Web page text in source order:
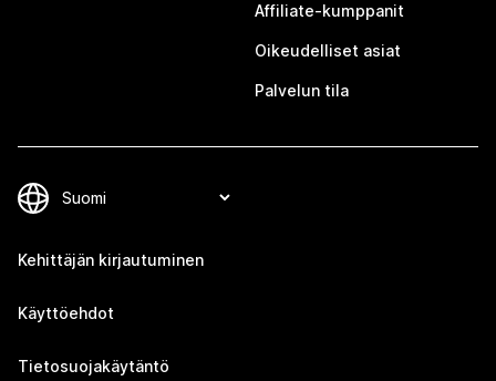
Affiliate-kumppanit
Oikeudelliset asiat
Palvelun tila
Kehittäjän kirjautuminen
Käyttöehdot
Tietosuojakäytäntö